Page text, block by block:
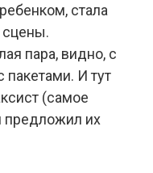
стала
сцены.
пара, видно, с
пакетами. И тут
(самое
предложил их